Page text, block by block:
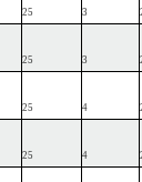
25 3
25 3
25 4
25 4